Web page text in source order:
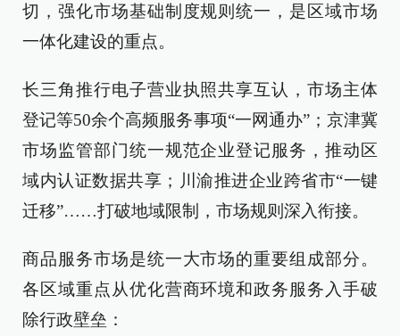
切，强化市场基础制度规则统一，是区域市场
一体化建设的重点。
长三角推行电子营业执照共享互认，市场主体
登记等50余个高频服务事项“一网通办”；京津冀
市场监管部门统一规范企业登记服务，推动区
域内认证数据共享；川渝推进企业跨省市“一键
迁移”……打破地域限制，市场规则深入衔接。
商品服务市场是统一大市场的重要组成部分。
各区域重点从优化营商环境和政务服务入手破
除行政壁垒：